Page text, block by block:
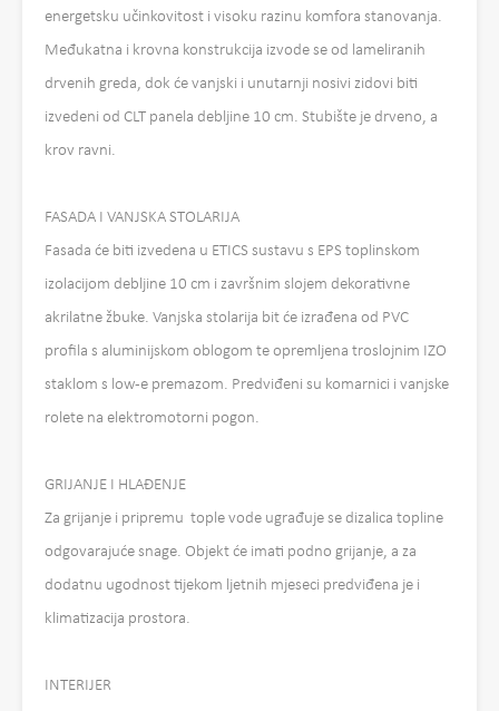
energetsku učinkovitost i visoku razinu komfora stanovanja.
Međukatna i krovna konstrukcija izvode se od lameliranih
drvenih greda, dok će vanjski i unutarnji nosivi zidovi biti
izvedeni od CLT panela debljine 10 cm. Stubište je drveno, a
krov ravni.
FASADA I VANJSKA STOLARIJA
Fasada će biti izvedena u ETICS sustavu s EPS toplinskom
izolacijom debljine 10 cm i završnim slojem dekorativne
akrilatne žbuke. Vanjska stolarija bit će izrađena od PVC
profila s aluminijskom oblogom te opremljena troslojnim IZO
staklom s low-e premazom. Predviđeni su komarnici i vanjske
rolete na elektromotorni pogon.
GRIJANJE I HLAĐENJE
Za grijanje i pripremu tople vode ugrađuje se dizalica topline
odgovarajuće snage. Objekt će imati podno grijanje, a za
dodatnu ugodnost tijekom ljetnih mjeseci predviđena je i
klimatizacija prostora.
INTERIJER